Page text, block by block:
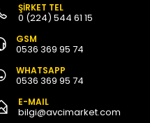
ŞİRKET TEL
0 (224) 544 61 15
GSM
0536 369 95 74
WHATSAPP
0536 369 95 74
E-MAIL
bilgi@avcimarket.com